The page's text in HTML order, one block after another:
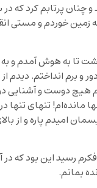
و چنان پرتابم کرد که
خوردم و مستی
تا به ‌هوش آمدم و به
و برم انداختم. دیدم
دوست و آشنایی
مانده‌ام! تنهای تنها
امیدم پاره و از
رسید این بود که
بمانم.